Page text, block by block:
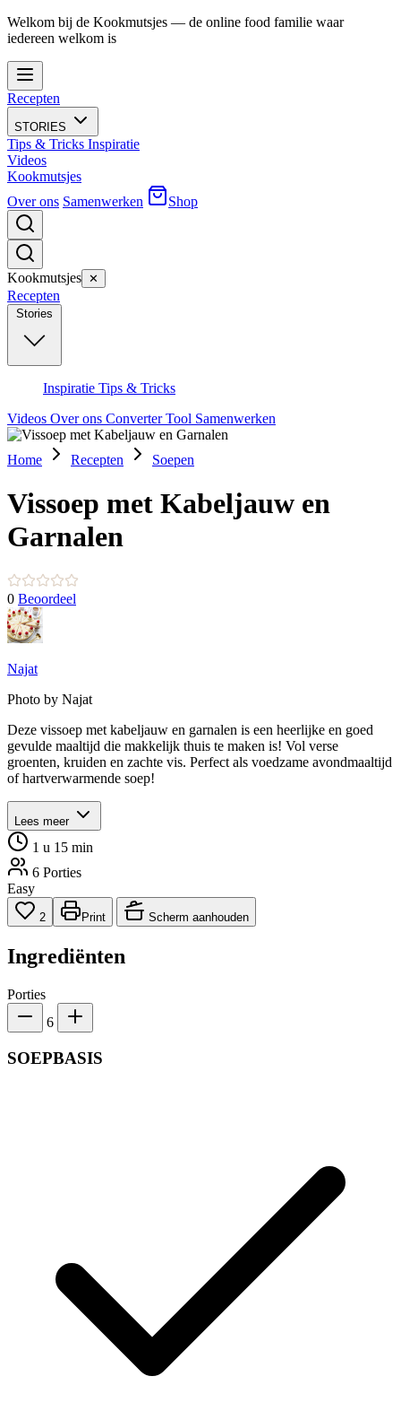
Welkom bij de Kookmutsjes — de online food familie waar
iedereen welkom is
Recepten
STORIES
Tips & Tricks Inspiratie
Videos
Kookmutsjes
Over ons Samenwerken Shop
Kookmutsjes ✕
Recepten
Inspiratie Tips & Tricks
Videos Over ons Converter Tool Samenwerken
Home Recepten Soepen
Vissoep met Kabeljauw en
Garnalen
0 Beoordeel
Najat
Photo by Najat
Deze vissoep met kabeljauw en garnalen is een heerlijke en goed
gevulde maaltijd die makkelijk thuis te maken is! Vol verse
groenten, kruiden en zachte vis. Perfect als voedzame avondmaaltijd
of hartverwarmende soep!
Lees meer
1 u 15 min
6 Porties
Easy
2 Print Scherm aanhouden
Ingrediënten
Porties
6
SOEPBASIS